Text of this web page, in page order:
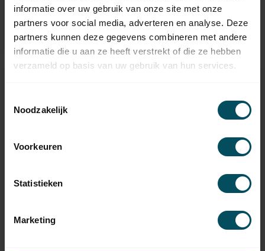
informatie over uw gebruik van onze site met onze
partners voor social media, adverteren en analyse. Deze
partners kunnen deze gegevens combineren met andere
informatie die u aan ze heeft verstrekt of die ze hebben
verzameld op basis van uw gebruik van hun services.
Noodzakelijk
Voorkeuren
Statistieken
Marketing
Fragen Sie uns
Verbindungsglied
CND1 Auf-Stopp-Ab-